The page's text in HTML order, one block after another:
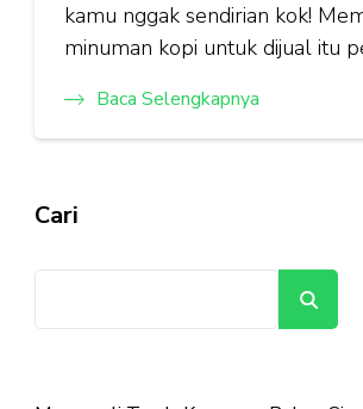
kamu nggak sendirian kok!
minuman kopi untuk dijual itu
Baca Selengkapnya
Cari